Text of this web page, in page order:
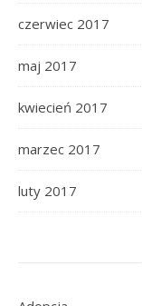
czerwiec 2017
maj 2017
kwiecień 2017
marzec 2017
luty 2017